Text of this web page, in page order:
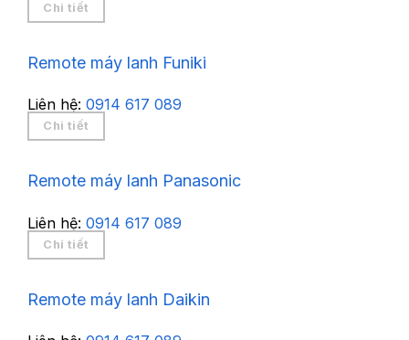
Chi tiết
Remote máy lanh Funiki
Liên hệ: 0914 617 089
Chi tiết
Remote máy lanh Panasonic
Liên hệ: 0914 617 089
Chi tiết
Remote máy lanh Daikin